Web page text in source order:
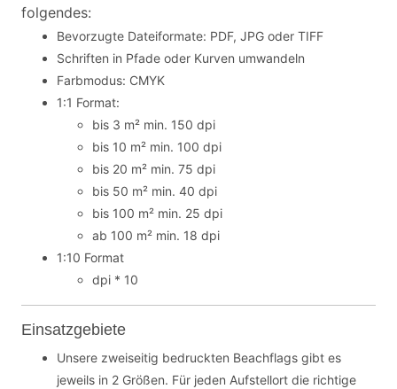
folgendes:
Bevorzugte Dateiformate: PDF, JPG oder TIFF
Schriften in Pfade oder Kurven umwandeln
Farbmodus: CMYK
1:1 Format:
bis 3 m² min. 150 dpi
bis 10 m² min. 100 dpi
bis 20 m² min. 75 dpi
bis 50 m² min. 40 dpi
bis 100 m² min. 25 dpi
ab 100 m² min. 18 dpi
1:10 Format
dpi * 10
Einsatzgebiete
Unsere zweiseitig bedruckten Beachflags gibt es
jeweils in 2 Größen. Für jeden Aufstellort die richtige